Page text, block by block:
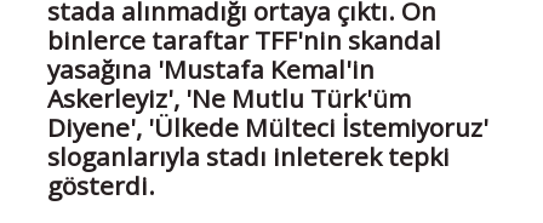
stada alınmadığı ortaya çıktı. On
binlerce taraftar TFF'nin skandal
yasağına 'Mustafa Kemal'in
Askerleyiz', 'Ne Mutlu Türk'üm
Diyene', 'Ülkede Mülteci İstemiyoruz'
sloganlarıyla stadı inleterek tepki
gösterdi.